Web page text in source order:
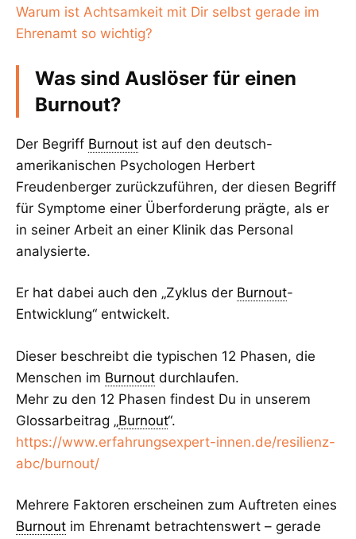
Warum ist Achtsamkeit mit Dir selbst gerade im
Ehrenamt so wichtig?
Was sind Auslöser für einen
Burnout?
Der Begriff Burnout ist auf den deutsch-
amerikanischen Psychologen Herbert
Freudenberger zurückzuführen, der diesen Begriff
für Symptome einer Überforderung prägte, als er
in seiner Arbeit an einer Klinik das Personal
analysierte.
Er hat dabei auch den „Zyklus der Burnout-
Entwicklung“ entwickelt.
Dieser beschreibt die typischen 12 Phasen, die
Menschen im Burnout durchlaufen.
Mehr zu den 12 Phasen findest Du in unserem
Glossarbeitrag „Burnout“.
https://www.erfahrungsexpert-innen.de/resilienz-
abc/burnout/
Mehrere Faktoren erscheinen zum Auftreten eines
Burnout im Ehrenamt betrachtenswert – gerade